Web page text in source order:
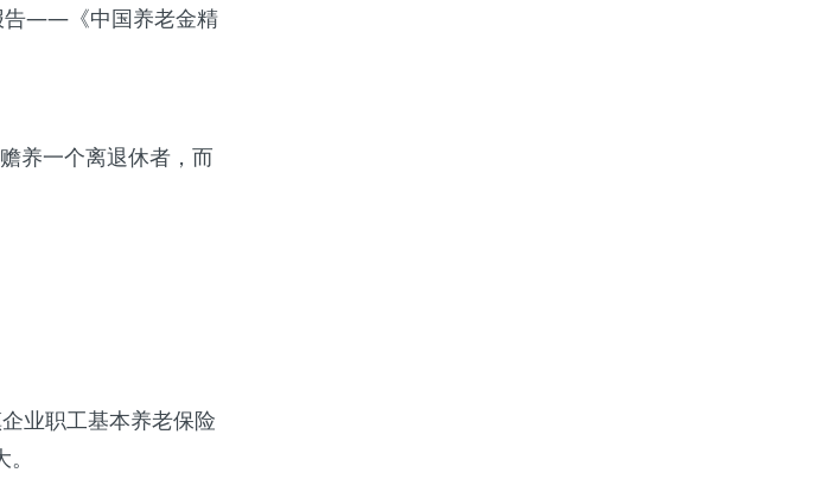
告——《中国养老金精
养一个离退休者，而
业职工基本养老保险